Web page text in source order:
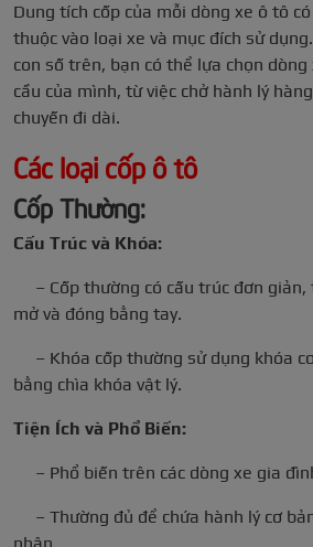
Dung tích cốp của mỗi dòng xe ô tô
thuộc vào loại xe và mục đích sử
con số trên, bạn có thể lựa chọn
cầu của mình, từ việc chở hành lý
chuyến đi dài.
Các loại cốp ô tô
Cốp Thường:
Cấu Trúc và Khóa:
– Cốp thường có cấu trúc đơn giản,
mở và đóng bằng tay.
– Khóa cốp thường sử dụng khóa
bằng chìa khóa vật lý.
Tiện Ích và Phổ Biến:
– Phổ biến trên các dòng xe gia
– Thường đủ để chứa hành lý cơ